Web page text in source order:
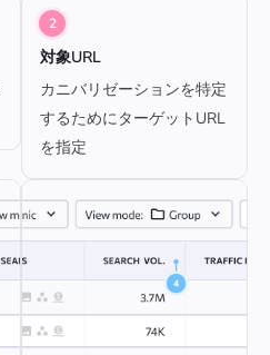
対象URL
カニバリゼーションを特定
するためにターゲットURL
を指定